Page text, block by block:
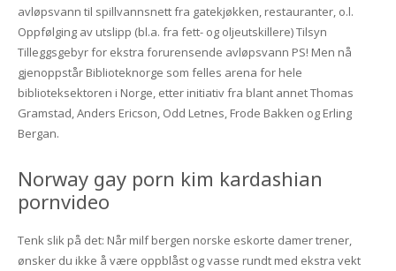
avløpsvann til spillvannsnett fra gatekjøkken, restauranter, o.l.
Oppfølging av utslipp (bl.a. fra fett- og oljeutskillere) Tilsyn
Tilleggsgebyr for ekstra forurensende avløpsvann PS! Men nå
gjenoppstår Biblioteknorge som felles arena for hele
biblioteksektoren i Norge, etter initiativ fra blant annet Thomas
Gramstad, Anders Ericson, Odd Letnes, Frode Bakken og Erling
Bergan.
Norway gay porn kim kardashian
pornvideo
Tenk slik på det: Når milf bergen norske eskorte damer trener,
ønsker du ikke å være oppblåst og vasse rundt med ekstra vekt